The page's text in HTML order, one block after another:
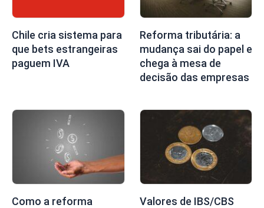
Chile cria sistema para
que bets estrangeiras
paguem IVA
Reforma tributária: a
mudança sai do papel e
chega à mesa de
decisão das empresas
Como a reforma
Valores de IBS/CBS